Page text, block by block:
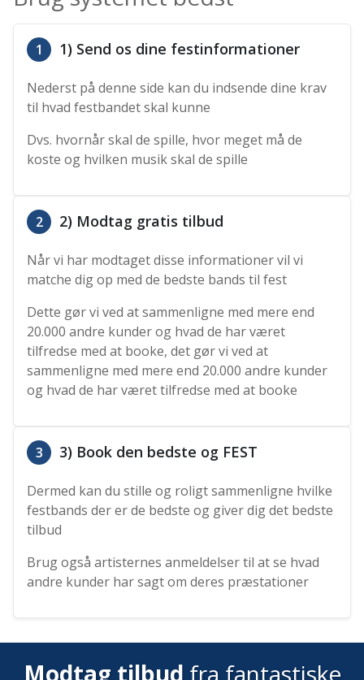
1 1) Send os dine festinformationer
Nederst på denne side kan du indsende dine krav
til hvad festbandet skal kunne
Dvs. hvornår skal de spille, hvor meget må de
koste og hvilken musik skal de spille
2 2) Modtag gratis tilbud
Når vi har modtaget disse informationer vil vi
matche dig op med de bedste bands til fest
Dette gør vi ved at sammenligne med mere end
20.000 andre kunder og hvad de har været
tilfredse med at booke, det gør vi ved at
sammenligne med mere end 20.000 andre kunder
og hvad de har været tilfredse med at booke
3 3) Book den bedste og FEST
Dermed kan du stille og roligt sammenligne hvilke
festbands der er de bedste og giver dig det bedste
tilbud
Brug også artisternes anmeldelser til at se hvad
andre kunder har sagt om deres præstationer
Modtag tilbud fra fantastiske